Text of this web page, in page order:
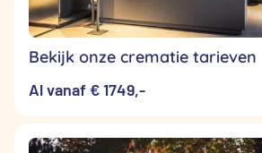
Bekijk onze crematie tarieven
Al vanaf € 1749,-